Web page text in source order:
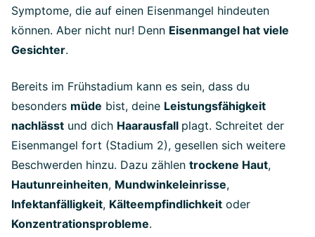
Symptome, die auf einen Eisenmangel hindeuten
können. Aber nicht nur! Denn Eisenmangel hat viele
Gesichter.
Bereits im Frühstadium kann es sein, dass du
besonders müde bist, deine Leistungsfähigkeit
nachlässt und dich Haarausfall plagt. Schreitet der
Eisenmangel fort (Stadium 2), gesellen sich weitere
Beschwerden hinzu. Dazu zählen trockene Haut,
Hautunreinheiten, Mundwinkeleinrisse,
Infektanfälligkeit, Kälteempfindlichkeit oder
Konzentrationsprobleme.